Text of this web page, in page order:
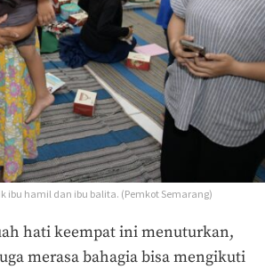
ibu hamil dan ibu balita. (Pemkot Semarang)
hati keempat ini menuturkan,
merasa bahagia bisa mengikuti